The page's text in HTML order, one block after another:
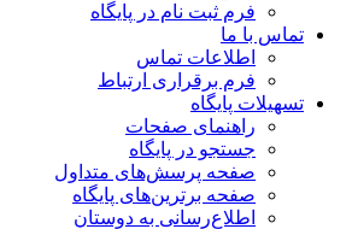
فرم ثبت نام در پایگاه
تماس با ما
اطلاعات تماس
فرم برقراری ارتباط
تسهیلات پایگاه
راهنمای صفحات
جستجو در پایگاه
صفحه پرسش‌های متداول
صفحه برترین‌های پایگاه
اطلاع‌رسانی به دوستان